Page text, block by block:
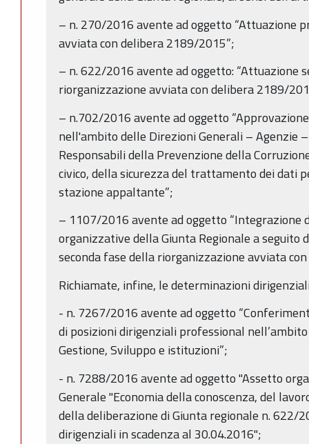
– n. 270/2016 avente ad oggetto “Attuazione
avviata con delibera 2189/2015”;
– n. 622/2016 avente ad oggetto: “Attuazione
riorganizzazione avviata con delibera 2189/
– n.702/2016 avente ad oggetto
nell'ambito delle Direzioni Generali – Agenzie
Responsabili della Prevenzione della
civico, della sicurezza del trattamento dei dati
stazione appaltante”;
– 1107/2016 avente ad oggetto
organizzative della Giunta Regionale a
seconda fase della riorganizzazione avviata
Richiamate, infine, le determinazioni
- n. 7267/2016 avente ad oggetto
di posizioni dirigenziali professional
Gestione, Sviluppo e istituzioni”;
- n. 7288/2016 avente ad oggetto "Assetto
Generale "Economia della conoscenza, del
della deliberazione di Giunta regionale n. 622/
dirigenziali in scadenza al 30.04.2016";